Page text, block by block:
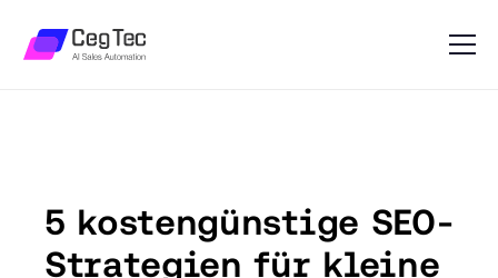
5 kostengünstige SEO-
Strategien für kleine